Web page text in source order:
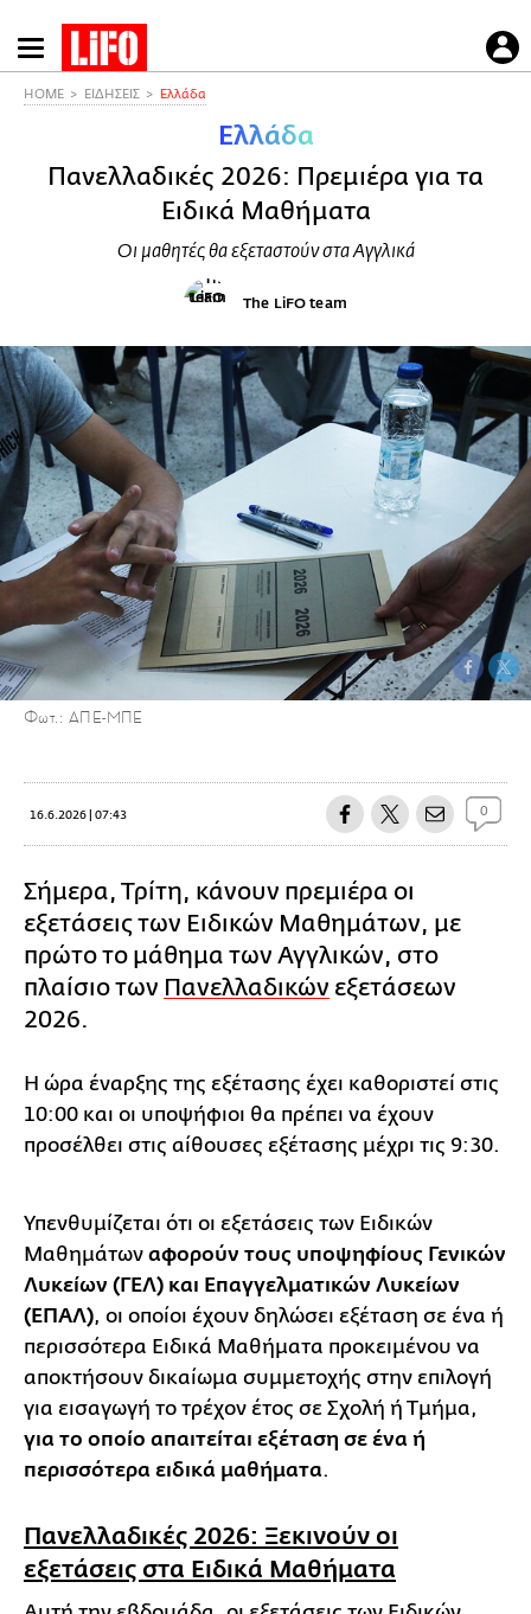
Παράκαμψη
προς
HOME ΕΙΔΗΣΕΙΣ Ελλάδα
Ελλάδα
Πανελλαδικές 2026: Πρεμιέρα για τα
Ειδικά Μαθήματα
Οι μαθητές θα εξεταστούν στα Αγγλικά
The LiFO team
Φωτ.: ΑΠΕ-ΜΠΕ
16.6.2026 | 07:43 0
Σήμερα, Τρίτη, κάνουν πρεμιέρα οι
εξετάσεις των Ειδικών Μαθημάτων, με
πρώτο το μάθημα των Αγγλικών, στο
πλαίσιο των Πανελλαδικών εξετάσεων
2026.
Η ώρα έναρξης της εξέτασης έχει καθοριστεί στις
10:00 και οι υποψήφιοι θα πρέπει να έχουν
προσέλθει στις αίθουσες εξέτασης μέχρι τις 9:30.
Υπενθυμίζεται ότι οι εξετάσεις των Ειδικών
Μαθημάτων αφορούν τους υποψηφίους Γενικών
Λυκείων (ΓΕΛ) και Επαγγελματικών Λυκείων
(ΕΠΑΛ), οι οποίοι έχουν δηλώσει εξέταση σε ένα ή
περισσότερα Ειδικά Μαθήματα προκειμένου να
αποκτήσουν δικαίωμα συμμετοχής στην επιλογή
για εισαγωγή το τρέχον έτος σε Σχολή ή Τμήμα,
για το οποίο απαιτείται εξέταση σε ένα ή
περισσότερα ειδικά μαθήματα.
Πανελλαδικές 2026: Ξεκινούν οι
εξετάσεις στα Ειδικά Μαθήματα